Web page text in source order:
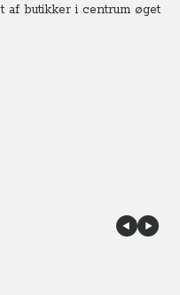
af butikker i centrum øget